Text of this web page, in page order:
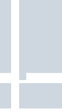
スター”に